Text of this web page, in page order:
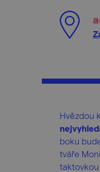
Hvězdou
boku
tváře